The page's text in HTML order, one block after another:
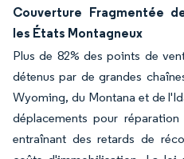
Couverture Fragmentée
les États Montagneux
Plus de 82% des points de
détenus par de grandes
Wyoming, du Montana et de
déplacements pour
entraînant des retards de